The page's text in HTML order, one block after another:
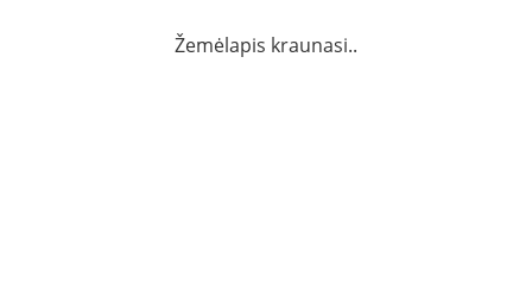
Žemėlapis kraunasi..